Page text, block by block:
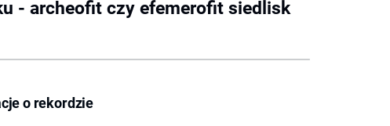
- archeofit czy efemerofit siedlisk
o rekordzie